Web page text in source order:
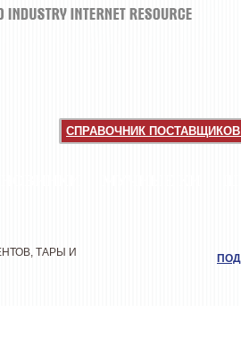
СПРАВОЧНИК
ТАРЫ И